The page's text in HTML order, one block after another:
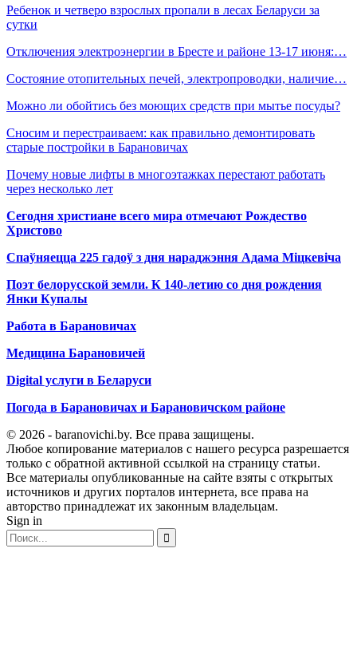
Ребенок и четверо взрослых пропали в лесах Беларуси за
сутки
Отключения электроэнергии в Бресте и районе 13-17 июня:…
Состояние отопительных печей, электропроводки, наличие…
Можно ли обойтись без моющих средств при мытье посуды?
Сносим и перестраиваем: как правильно демонтировать
старые постройки в Барановичах
Почему новые лифты в многоэтажках перестают работать
через несколько лет
Сегодня христиане всего мира отмечают Рождество
Христово
Спаўняецца 225 гадоў з дня нараджэння Адама Міцкевіча
Поэт белорусской земли. К 140-летию со дня рождения
Янки Купалы
Работа в Барановичах
Медицина Барановичей
Digital услуги в Беларуси
Погода в Барановичах и Барановичском районе
© 2026 - baranovichi.by. Все права защищены.
Любое копирование материалов с нашего ресурса разрешается
только с обратной активной ссылкой на страницу статьи.
Все материалы опубликованные на сайте взяты с открытых
источников и других порталов интернета, все права на
авторство принадлежат их законным владельцам.
Sign in